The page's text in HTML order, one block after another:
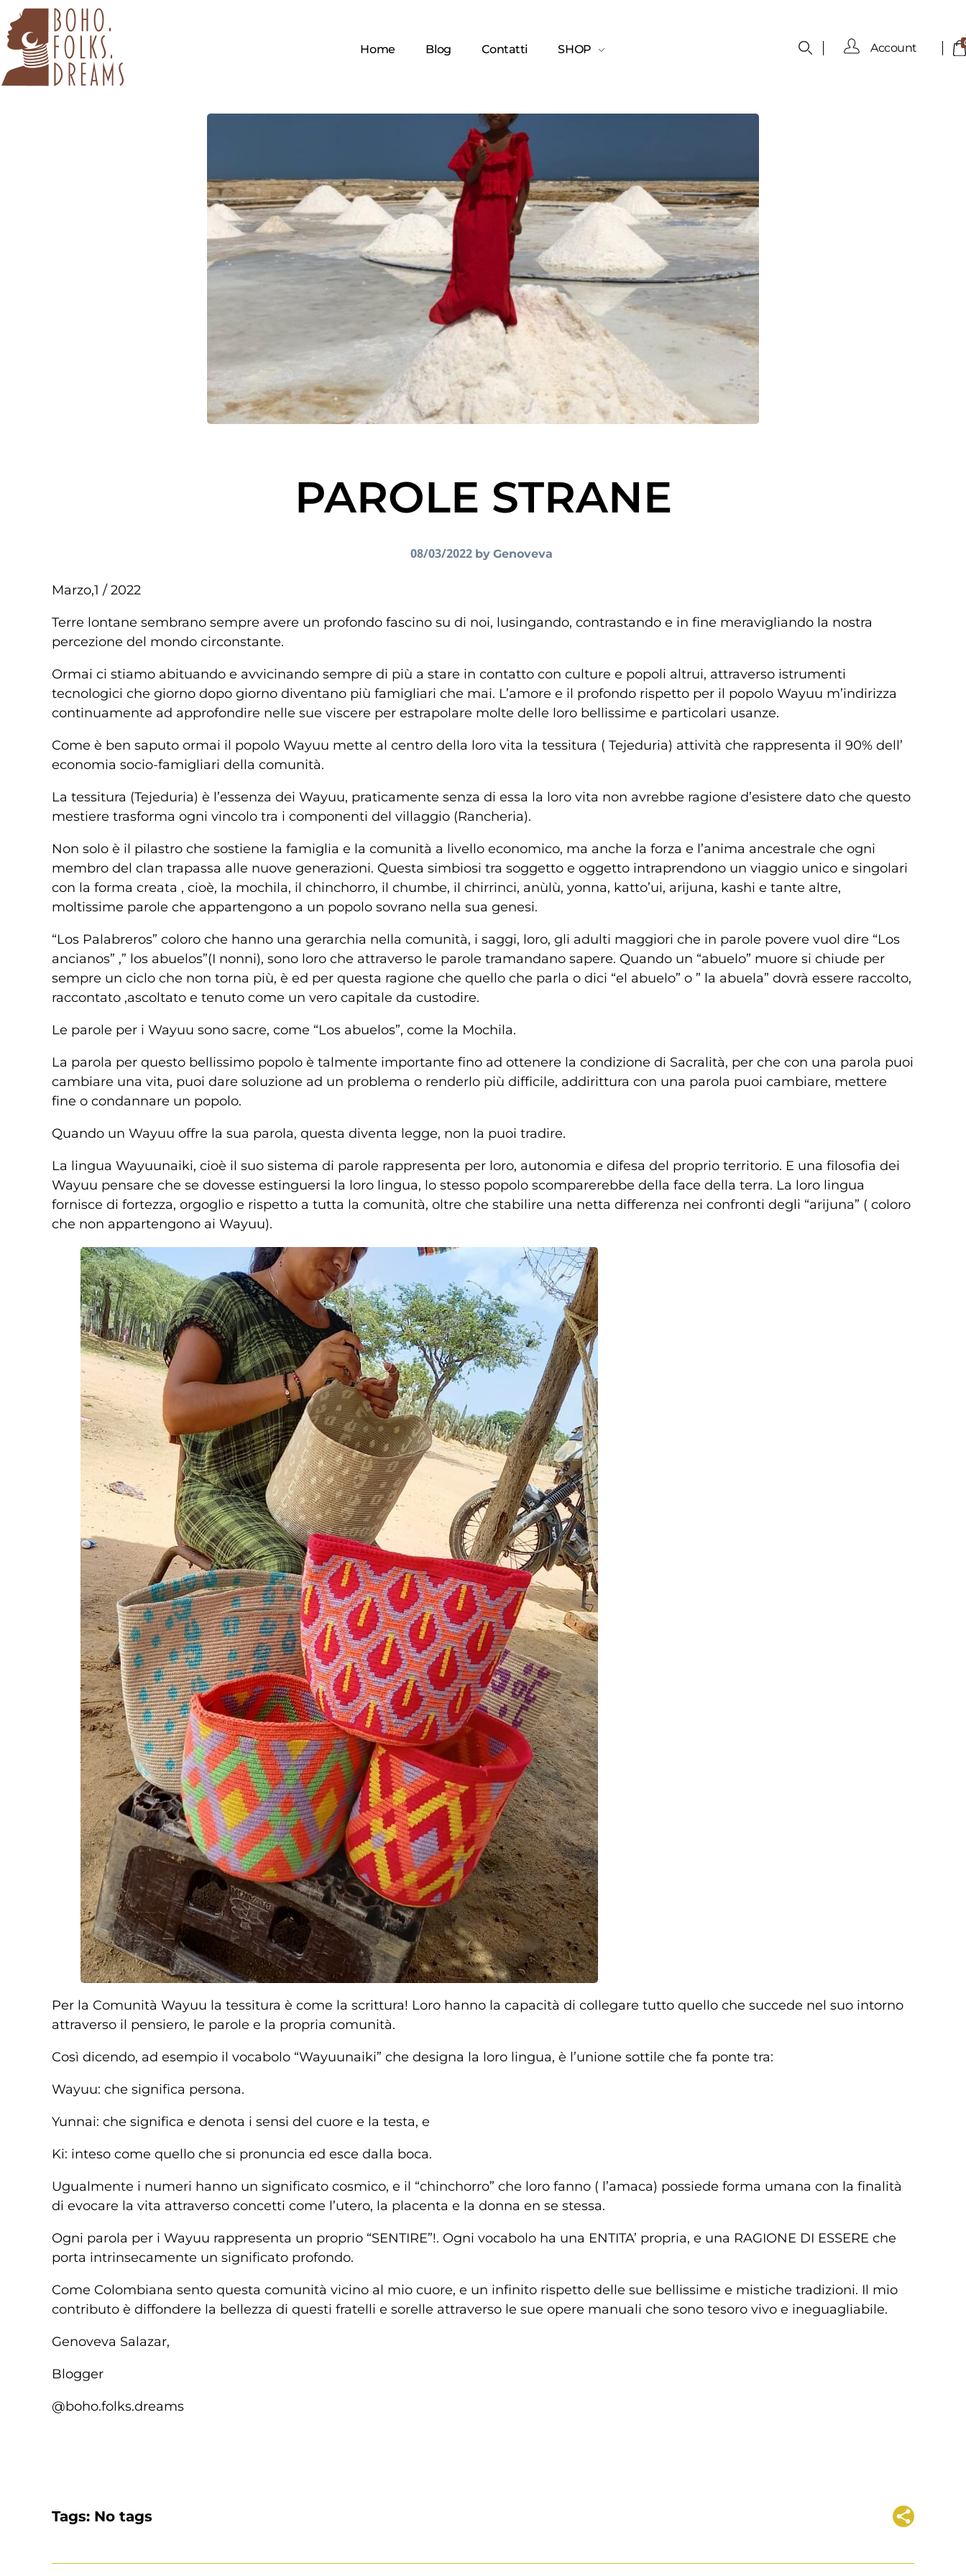
Home Blog Contatti SHOP Account
PAROLE STRANE
08/03/2022 by Genoveva
Marzo,1 / 2022
Terre lontane sembrano sempre avere un profondo fascino su di noi, lusingando, contrastando e in fine meravigliando la nostra
percezione del mondo circonstante.
Ormai ci stiamo abituando e avvicinando sempre di più a stare in contatto con culture e popoli altrui, attraverso istrumenti
tecnologici che giorno dopo giorno diventano più famigliari che mai. L’amore e il profondo rispetto per il popolo Wayuu m’indirizza
continuamente ad approfondire nelle sue viscere per estrapolare molte delle loro bellissime e particolari usanze.
Come è ben saputo ormai il popolo Wayuu mette al centro della loro vita la tessitura ( Tejeduria) attività che rappresenta il 90% dell’
economia socio-famigliari della comunità.
La tessitura (Tejeduria) è l’essenza dei Wayuu, praticamente senza di essa la loro vita non avrebbe ragione d’esistere dato che questo
mestiere trasforma ogni vincolo tra i componenti del villaggio (Rancheria).
Non solo è il pilastro che sostiene la famiglia e la comunità a livello economico, ma anche la forza e l’anima ancestrale che ogni
membro del clan trapassa alle nuove generazioni. Questa simbiosi tra soggetto e oggetto intraprendono un viaggio unico e singolari
con la forma creata , cioè, la mochila, il chinchorro, il chumbe, il chirrinci, anùlù, yonna, katto’ui, arijuna, kashi e tante altre,
moltissime parole che appartengono a un popolo sovrano nella sua genesi.
“Los Palabreros” coloro che hanno una gerarchia nella comunità, i saggi, loro, gli adulti maggiori che in parole povere vuol dire “Los
ancianos” ,” los abuelos”(I nonni), sono loro che attraverso le parole tramandano sapere. Quando un “abuelo” muore si chiude per
sempre un ciclo che non torna più, è ed per questa ragione che quello che parla o dici “el abuelo” o ” la abuela” dovrà essere raccolto,
raccontato ,ascoltato e tenuto come un vero capitale da custodire.
Le parole per i Wayuu sono sacre, come “Los abuelos”, come la Mochila.
La parola per questo bellissimo popolo è talmente importante fino ad ottenere la condizione di Sacralità, per che con una parola puoi
cambiare una vita, puoi dare soluzione ad un problema o renderlo più difficile, addirittura con una parola puoi cambiare, mettere
fine o condannare un popolo.
Quando un Wayuu offre la sua parola, questa diventa legge, non la puoi tradire.
La lingua Wayuunaiki, cioè il suo sistema di parole rappresenta per loro, autonomia e difesa del proprio territorio. E una filosofia dei
Wayuu pensare che se dovesse estinguersi la loro lingua, lo stesso popolo scomparerebbe della face della terra. La loro lingua
fornisce di fortezza, orgoglio e rispetto a tutta la comunità, oltre che stabilire una netta differenza nei confronti degli “arijuna” ( coloro
che non appartengono ai Wayuu).
Per la Comunità Wayuu la tessitura è come la scrittura! Loro hanno la capacità di collegare tutto quello che succede nel suo intorno
attraverso il pensiero, le parole e la propria comunità.
Così dicendo, ad esempio il vocabolo “Wayuunaiki” che designa la loro lingua, è l’unione sottile che fa ponte tra:
Wayuu: che significa persona.
Yunnai: che significa e denota i sensi del cuore e la testa, e
Ki: inteso come quello che si pronuncia ed esce dalla boca.
Ugualmente i numeri hanno un significato cosmico, e il “chinchorro” che loro fanno ( l’amaca) possiede forma umana con la finalità
di evocare la vita attraverso concetti come l’utero, la placenta e la donna en se stessa.
Ogni parola per i Wayuu rappresenta un proprio “SENTIRE”!. Ogni vocabolo ha una ENTITA’ propria, e una RAGIONE DI ESSERE che
porta intrinsecamente un significato profondo.
Come Colombiana sento questa comunità vicino al mio cuore, e un infinito rispetto delle sue bellissime e mistiche tradizioni. Il mio
contributo è diffondere la bellezza di questi fratelli e sorelle attraverso le sue opere manuali che sono tesoro vivo e ineguagliabile.
Genoveva Salazar,
Blogger
@boho.folks.dreams
Tags: No tags